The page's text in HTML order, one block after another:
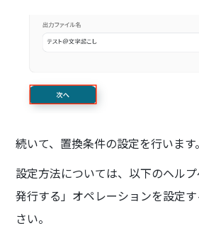
続いて、置換条件の設定を行います。
設定方法については、以下のヘル
発行する」オペレーションを設定
さい。